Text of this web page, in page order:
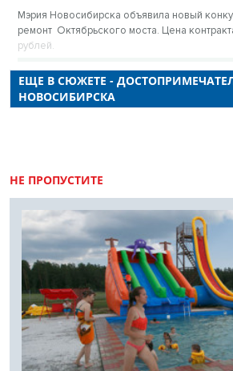
Мэрия Новосибирска объявила новый
ремонт Октябрьского моста. Цена
рублей.
ЕЩЕ В СЮЖЕТЕ -
НОВОСИБИРСКА
НЕ ПРОПУСТИТЕ